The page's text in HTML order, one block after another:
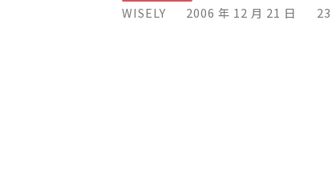
WISELY 2006 年 12 月 21 日 23